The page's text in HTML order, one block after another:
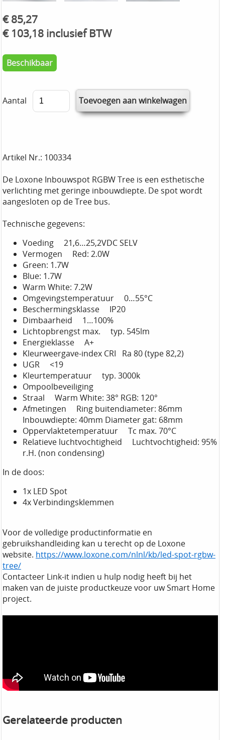
€ 85,27
€ 103,18 inclusief BTW
Beschikbaar
Aantal
Artikel Nr.: 100334
De Loxone Inbouwspot RGBW Tree is een esthetische
verlichting met geringe inbouwdiepte. De spot wordt
aangesloten op de Tree bus.
Technische gegevens:
Voeding 21,6…25,2VDC SELV
Vermogen Red: 2.0W
Green: 1.7W
Blue: 1.7W
Warm White: 7.2W
Omgevingstemperatuur 0…55°C
Beschermingsklasse IP20
Dimbaarheid 1…100%
Lichtopbrengst max. typ. 545lm
Energieklasse A+
Kleurweergave-index CRI Ra 80 (type 82,2)
UGR <19
Kleurtemperatuur typ. 3000k
Ompoolbeveiliging
Straal Warm White: 38° RGB: 120°
Afmetingen Ring buitendiameter: 86mm
Inbouwdiepte: 40mm Diameter gat: 68mm
Oppervlaktetemperatuur Tc max. 70°C
Relatieve luchtvochtigheid Luchtvochtigheid: 95%
r.H. (non condensing)
In de doos:
1x LED Spot
4x Verbindingsklemmen
Voor de volledige productinformatie en
gebruikshandleiding kan u terecht op de Loxone
website. https://www.loxone.com/nlnl/kb/led-spot-rgbw-
tree/
Contacteer Link-it indien u hulp nodig heeft bij het
maken van de juiste productkeuze voor uw Smart Home
project.
Gerelateerde producten